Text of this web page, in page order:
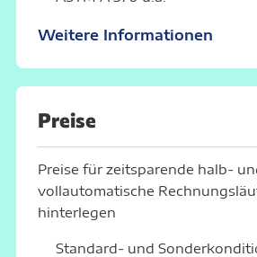
Weitere Informationen
Preise
Preise für zeitsparende halb-
vollautomatische
hinterlegen
Standard- und